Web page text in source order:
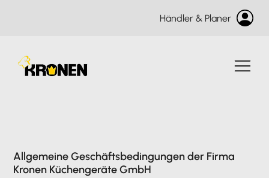
Händler & Planer
Allgemeine Geschäftsbedingungen der Firma
Kronen Küchengeräte GmbH